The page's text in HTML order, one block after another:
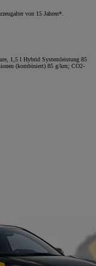
von 15 Jahren*.
1,5 l Hybrid Systemleistung 85
(kombiniert) 85 g/km; CO2-